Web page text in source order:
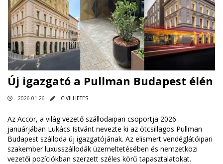
Új igazgató a Pullman Budapest élén
2026.01.26 CIVILHETES
Az Accor, a világ vezető szállodaipari csoportja 2026
januárjában Lukács Istvánt nevezte ki az ötcsillagos Pullman
Budapest szálloda új igazgatójának. Az elismert vendéglátóipari
szakember luxusszállodák üzemeltetésében és nemzetközi
vezetői pozíciókban szerzett széles körű tapasztalatokat.